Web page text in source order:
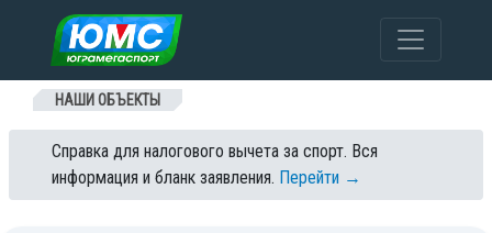
Перейти к содержанию
НАШИ ОБЪЕКТЫ
Справка для налогового вычета за спорт. Вся
информация и бланк заявления. Перейти →